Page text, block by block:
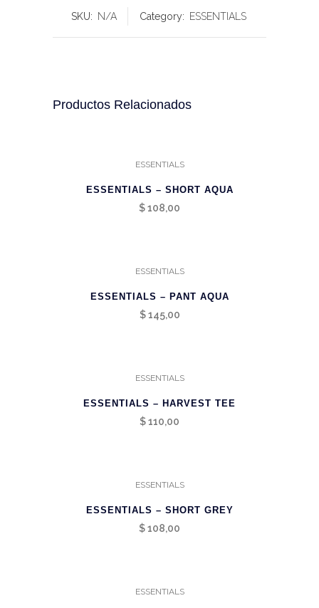
SKU: N/A Category: ESSENTIALS
Productos Relacionados
ESSENTIALS
ESSENTIALS – SHORT AQUA
$108,00
ESSENTIALS
ESSENTIALS – PANT AQUA
$145,00
ESSENTIALS
ESSENTIALS – HARVEST TEE
$110,00
ESSENTIALS
ESSENTIALS – SHORT GREY
$108,00
ESSENTIALS